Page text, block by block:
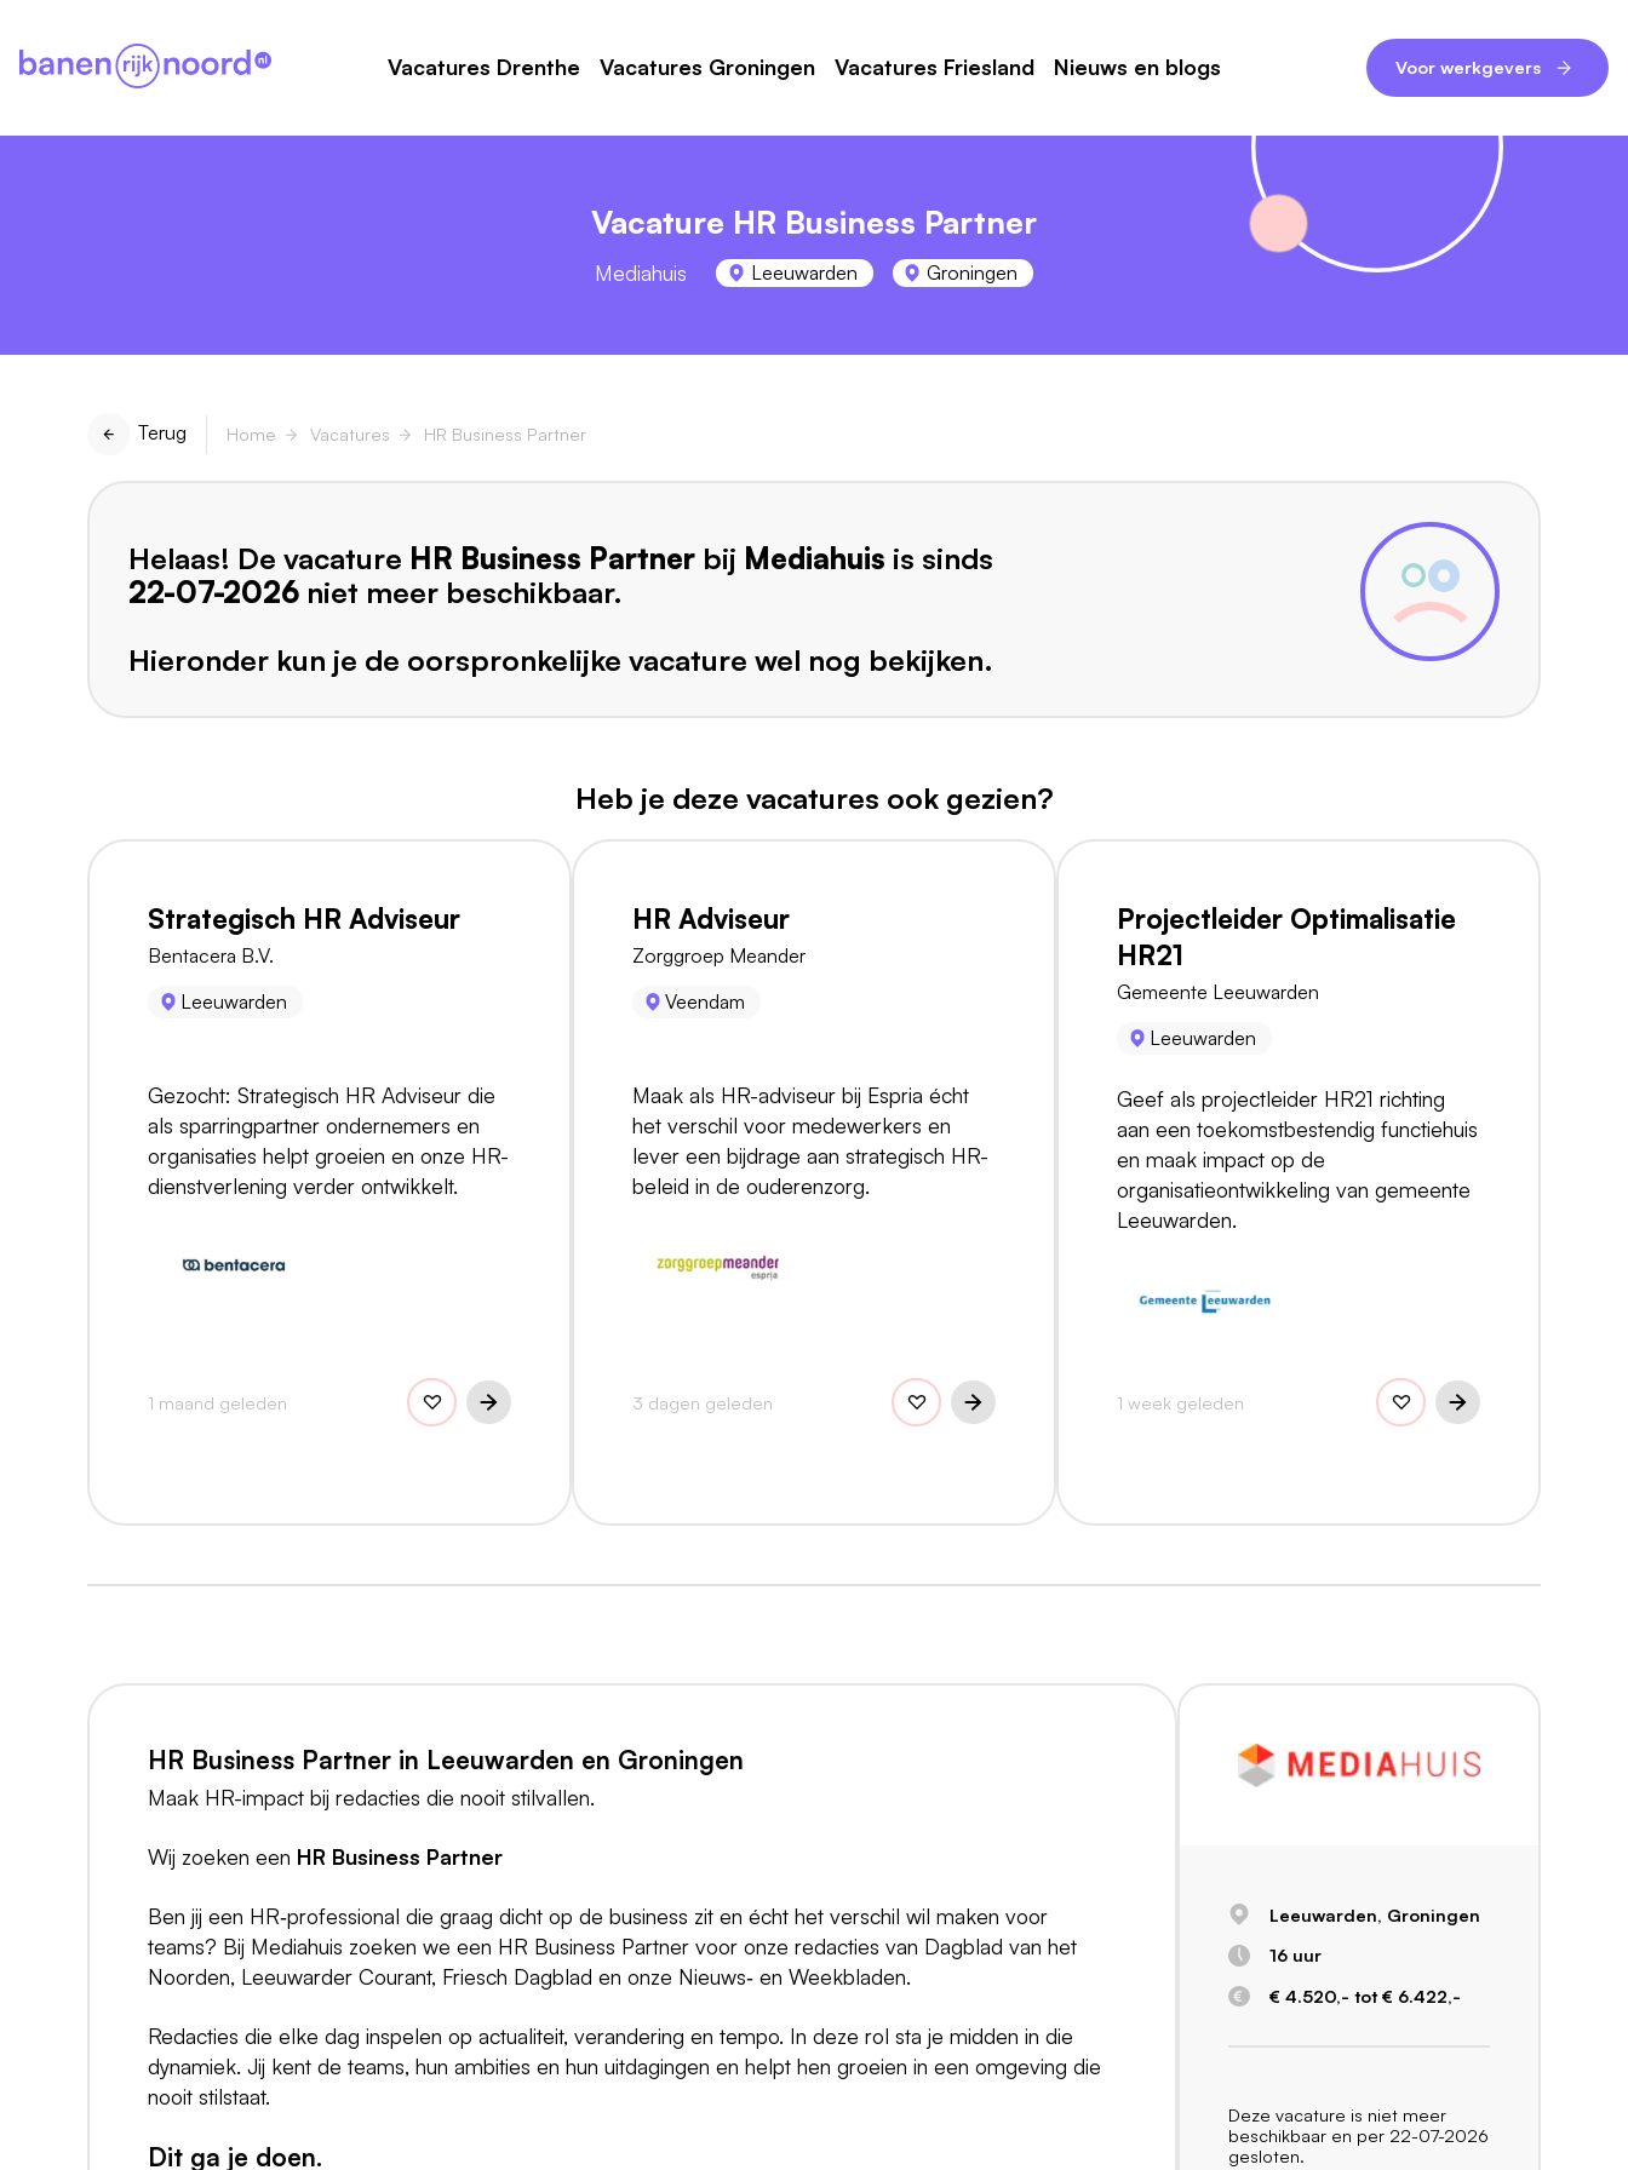
Vacatures Drenthe Vacatures Groningen Vacatures Friesland Nieuws en blogs Voor werkgevers
Vacature HR Business Partner
Mediahuis Leeuwarden Groningen
Terug Home Vacatures HR Business Partner
Helaas! De vacature HR Business Partner bij Mediahuis is sinds
22-07-2026 niet meer beschikbaar.
Hieronder kun je de oorspronkelijke vacature wel nog bekijken.
Heb je deze vacatures ook gezien?
Strategisch HR Adviseur
Bentacera B.V.
Leeuwarden
Gezocht: Strategisch HR Adviseur die
als sparringpartner ondernemers en
organisaties helpt groeien en onze HR-
dienstverlening verder ontwikkelt.
1 maand geleden
HR Adviseur
Zorggroep Meander
Veendam
Maak als HR-adviseur bij Espria écht
het verschil voor medewerkers en
lever een bijdrage aan strategisch HR-
beleid in de ouderenzorg.
3 dagen geleden
Projectleider Optimalisatie
HR21
Gemeente Leeuwarden
Leeuwarden
Geef als projectleider HR21 richting
aan een toekomstbestendig functiehuis
en maak impact op de
organisatieontwikkeling van gemeente
Leeuwarden.
1 week geleden
HR Business Partner in Leeuwarden en Groningen
Maak HR-impact bij redacties die nooit stilvallen.
Wij zoeken een HR Business Partner
Ben jij een HR‑professional die graag dicht op de business zit en écht het verschil wil maken voor
teams? Bij Mediahuis zoeken we een HR Business Partner voor onze redacties van Dagblad van het
Noorden, Leeuwarder Courant, Friesch Dagblad en onze Nieuws‑ en Weekbladen.
Redacties die elke dag inspelen op actualiteit, verandering en tempo. In deze rol sta je midden in die
dynamiek. Jij kent de teams, hun ambities en hun uitdagingen en helpt hen groeien in een omgeving die
nooit stilstaat.
Dit ga je doen.
Leeuwarden, Groningen
16 uur
€ 4.520,- tot € 6.422,-
Deze vacature is niet meer
beschikbaar en per 22-07-2026
gesloten.